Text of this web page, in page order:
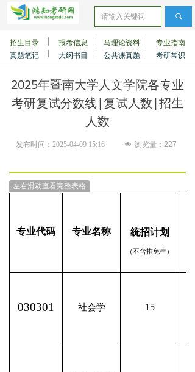
真题笔记 大纲书目 公共课真题 考研常识
招生目录 报考信息 马理论资料 专业指南
끠
发布时间： 2025-04-09 15:16
左右滑动查看完整表格
专业代码 专业名称 统招计划
（不含推免生）
030301 社会学 15
2025年暨南大学人文学院各专业
考研复试分数线|复试人数|招生
人数
넶 浏览量： 227